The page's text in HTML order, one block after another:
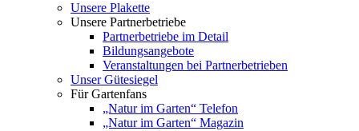
Unsere Plakette
Unsere Partnerbetriebe
Partnerbetriebe im Detail
Bildungsangebote
Veranstaltungen bei Partnerbetrieben
Unser Gütesiegel
Für Gartenfans
„Natur im Garten“ Telefon
„Natur im Garten“ Magazin